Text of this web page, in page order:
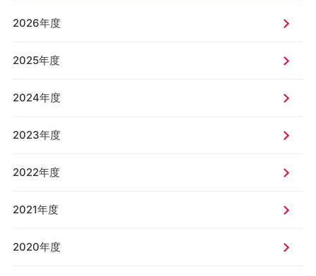
2026年度
2025年度
2024年度
2023年度
2022年度
2021年度
2020年度